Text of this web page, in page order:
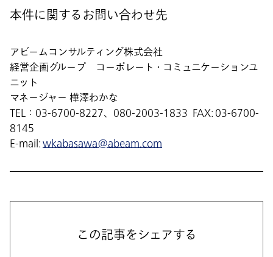
本件に関するお問い合わせ先
アビームコンサルティング株式会社
経営企画グループ コーポレート・コミュニケーションユ
ニット
マネージャー 樺澤わかな
TEL：03-6700-8227、080-2003-1833 FAX: 03-6700-
8145
E-mail:wkabasawa@abeam.com
この記事をシェアする